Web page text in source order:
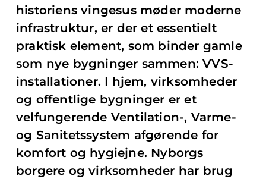
historiens vingesus møder moderne
infrastruktur, er der et essentielt
praktisk element, som binder gamle
som nye bygninger sammen: VVS-
installationer. I hjem, virksomheder
og offentlige bygninger er et
velfungerende Ventilation-, Varme-
og Sanitetssystem afgørende for
komfort og hygiejne. Nyborgs
borgere og virksomheder har brug